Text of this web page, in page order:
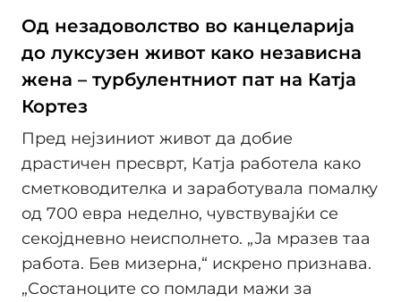
Од незадоволство во канцеларија
до луксузен живот како независна
жена – турбулентниот пат на Катја
Кортез
Пред нејзиниот живот да добие
драстичен пресврт, Катја работела како
сметководителка и заработувала помалку
од 700 евра неделно, чувствувајќи се
секојдневно неисполнето. „Ја мразев таа
работа. Бев мизерна,“ искрено признава.
„Состаноците со помлади мажи за